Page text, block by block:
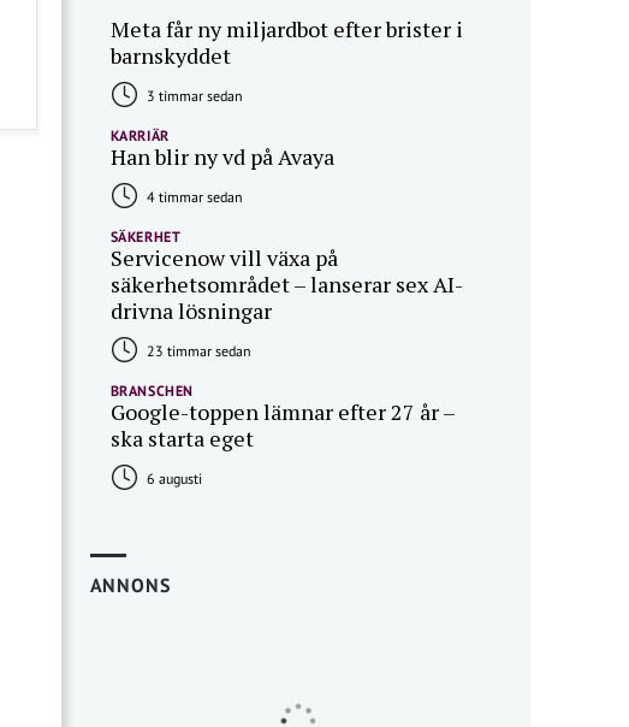
Meta får ny miljardbot efter brister i
barnskyddet
3 timmar sedan
KARRIÄR
Han blir ny vd på Avaya
4 timmar sedan
SÄKERHET
Servicenow vill växa på
säkerhetsområdet – lanserar sex AI-
drivna lösningar
23 timmar sedan
BRANSCHEN
Google-toppen lämnar efter 27 år –
ska starta eget
6 augusti
ANNONS